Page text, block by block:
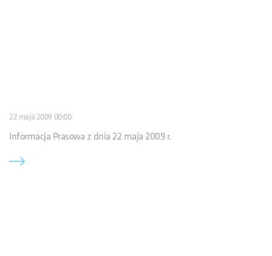
22 maja 2009 00:00
Informacja Prasowa z dnia 22 maja 2009 r.